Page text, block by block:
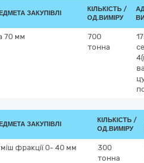
ЗАКУПІВЛІ
КІЛЬКІСТЬ /
ОД.ВИМІРУ
70 мм
700
тонна
ЗАКУПІВЛІ
КІЛЬКІСТЬ /
ОД.ВИМІРУ
фракції 0- 40 мм
300
тонна